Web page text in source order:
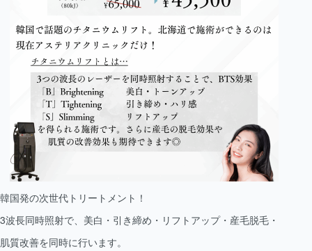
韓国発の次世代トリートメント！
3波長同時照射で、美白・引き締め・リフトアップ・産毛脱毛・
肌質改善を同時に行います。